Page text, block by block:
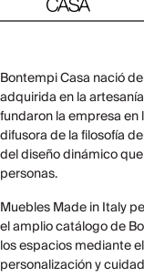
Bontempi Casa nació
adquirida en la
fundaron la empresa en
difusora de la filosofía
del diseño dinámico
personas.
Muebles Made in Italy
el amplio catálogo de
los espacios mediante
personalización y